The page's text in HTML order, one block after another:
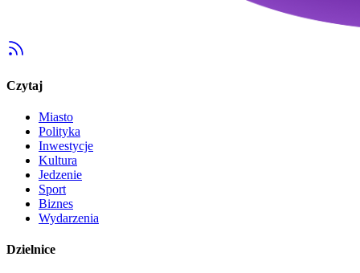
Czytaj
Miasto
Polityka
Inwestycje
Kultura
Jedzenie
Sport
Biznes
Wydarzenia
Dzielnice